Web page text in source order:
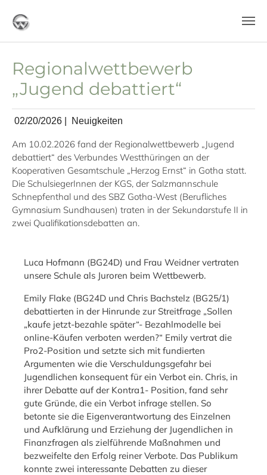
Regionalwettbewerb
„Jugend debattiert“
02/20/2026 Neuigkeiten
Am 10.02.2026 fand der Regionalwettbewerb „Jugend
debattiert“ des Verbundes Westthüringen an der
Kooperativen Gesamtschule „Herzog Ernst“ in Gotha statt.
Die SchulsiegerInnen der KGS, der Salzmannschule
Schnepfenthal und des SBZ Gotha-West (Berufliches
Gymnasium Sundhausen) traten in der Sekundarstufe II in
zwei Qualifikationsdebatten an.
Luca Hofmann (BG24D) und Frau Weidner vertraten
unsere Schule als Juroren beim Wettbewerb.
Emily Flake (BG24D und Chris Bachstelz (BG25/1)
debattierten in der Hinrunde zur Streitfrage „Sollen
„kaufe jetzt-bezahle später“- Bezahlmodelle bei
online-Käufen verboten werden?“ Emily vertrat die
Pro2-Position und setzte sich mit fundierten
Argumenten wie die Verschuldungsgefahr bei
Jugendlichen konsequent für ein Verbot ein. Chris, in
ihrer Debatte auf der Kontra1- Position, fand sehr
gute Gründe, die ein Verbot infrage stellen. So
betonte sie die Eigenverantwortung des Einzelnen
und Aufklärung und Erziehung der Jugendlichen in
Finanzfragen als zielführende Maßnahmen und
bezweifelte den Erfolg reiner Verbote. Das Publikum
konnte zwei interessante Debatten zu dieser